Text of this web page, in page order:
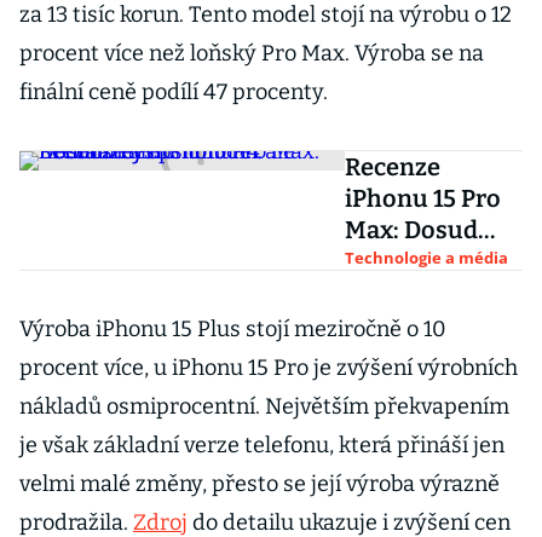
za 13 tisíc korun. Tento model stojí na výrobu o 12
procent více než loňský Pro Max. Výroba se na
finální ceně podílí 47 procenty.
Recenze
iPhonu 15 Pro
Max: Dosud
nejlepší model.
iPhonu 14 ale
nemá smysl
Technologie a média
Výroba iPhonu 15 Plus stojí meziročně o 10
procent více, u iPhonu 15 Pro je zvýšení výrobních
nákladů osmiprocentní. Největším překvapením
je však základní verze telefonu, která přináší jen
velmi malé změny, přesto se její výroba výrazně
prodražila. Zdroj do detailu ukazuje i zvýšení cen